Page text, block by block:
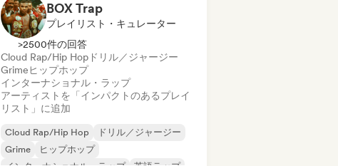
BOX Trap
プレイリスト・キュレーター
>2500件の回答
Cloud Rap/Hip Hopドリル／ジャージー
Grimeヒップホップ
インターナショナル・ラップ
アーティストを「インパクトのあるプレイ
リスト」に追加
Cloud Rap/Hip Hop
ドリル／ジャージー
Grime
ヒップホップ